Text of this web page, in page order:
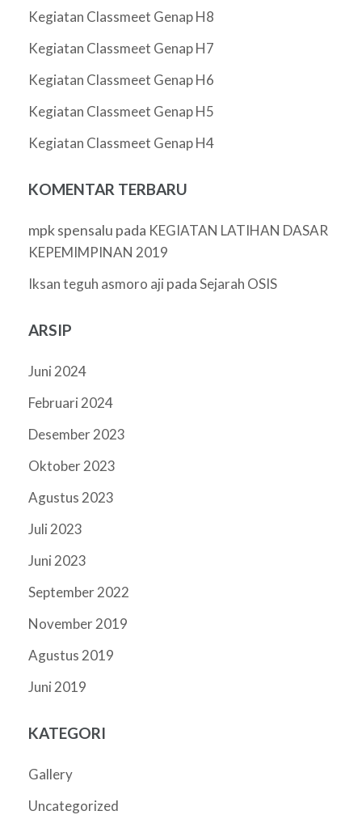
Kegiatan Classmeet Genap H8
Kegiatan Classmeet Genap H7
Kegiatan Classmeet Genap H6
Kegiatan Classmeet Genap H5
Kegiatan Classmeet Genap H4
KOMENTAR TERBARU
mpk spensalu pada KEGIATAN LATIHAN DASAR
KEPEMIMPINAN 2019
Iksan teguh asmoro aji padaSejarah OSIS
ARSIP
Juni 2024
Februari 2024
Desember 2023
Oktober 2023
Agustus 2023
Juli 2023
Juni 2023
September 2022
November 2019
Agustus 2019
Juni 2019
KATEGORI
Gallery
Uncategorized